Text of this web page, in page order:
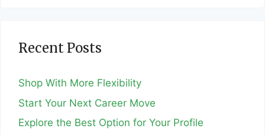
Recent Posts
Shop With More Flexibility
Start Your Next Career Move
Explore the Best Option for Your Profile